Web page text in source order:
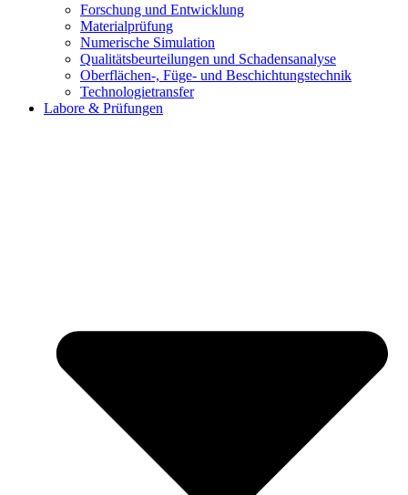
Forschung und Entwicklung
Materialprüfung
Numerische Simulation
Qualitätsbeurteilungen und Schadensanalyse
Oberflächen-, Füge- und Beschichtungstechnik
Technologietransfer
Labore & Prüfungen